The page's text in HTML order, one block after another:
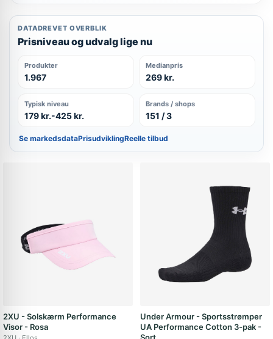
DATADREVET OVERBLIK
Prisniveau og udvalg lige nu
Produkter
1.967
Medianpris
269 kr.
Typisk niveau
179 kr.-425 kr.
Brands / shops
151 / 3
Se markedsdataPrisudviklingReelle tilbud
2XU - Solskærm Performance
Visor - Rosa
Under Armour - Sportsstrømper
UA Performance Cotton 3-pak -